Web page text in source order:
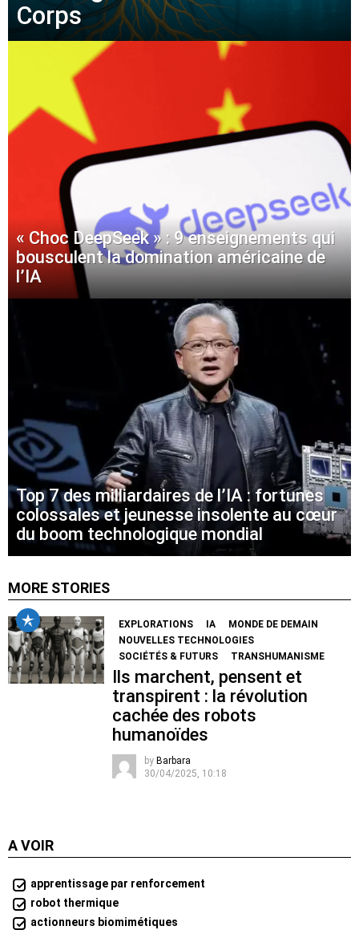
Corps
« Choc DeepSeek » : 9 enseignements qui
bousculent la domination américaine de
l’IA
Top 7 des milliardaires de l’IA : fortunes
colossales et jeunesse insolente au cœur
du boom technologique mondial
MORE STORIES
EXPLORATIONS IA
MONDE DE DEMAIN
NOUVELLES TECHNOLOGIES
SOCIÉTÉS & FUTURS
TRANSHUMANISME
Ils marchent, pensent et
transpirent : la révolution
cachée des robots
humanoïdes
by Barbara
30/04/2025, 10:18
A VOIR
apprentissage par renforcement
robot thermique
actionneurs biomimétiques